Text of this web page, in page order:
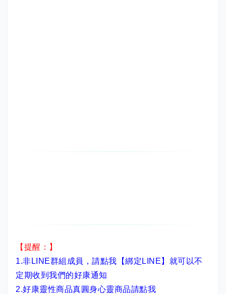
【提醒：】
1.非LINE群組成員， 請點我【綁定LINE】 就可以不
定期收到我們的好康通知
2.好康靈性商品真圓身心靈商品請點我